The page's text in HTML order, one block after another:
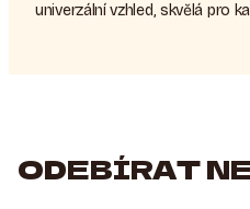
univerzální vzhled, skvělá pro
ODEBÍRAT